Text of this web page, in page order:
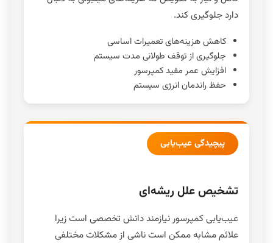
دارد جلوگیری کند.
کاهش هزینه‌های تعمیرات اساسی
جلوگیری از توقف طولانی مدت سیستم
افزایش عمر مفید کمپرسور
حفظ راندمان انرژی سیستم
پیچیدگی عیب‌یابی
تشخیص علل ریشه‌ای
عیب‌یابی کمپرسور نیازمند دانش تخصصی است زیرا
علائم مشابه ممکن است ناشی از مشکلات مختلفی